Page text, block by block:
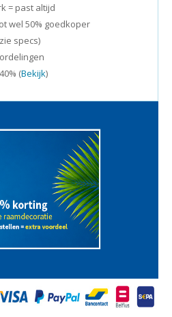
= past altijd
wel 50% goedkoper
specs)
(Bekijk)